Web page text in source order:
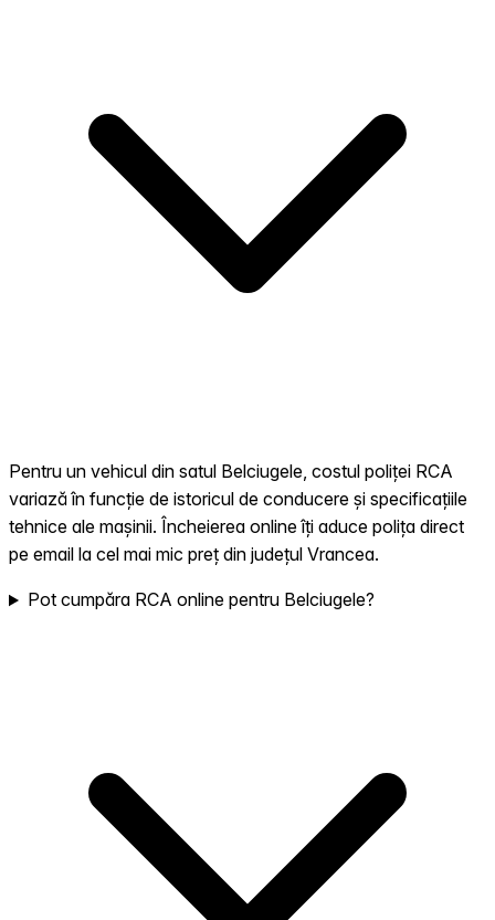
Pentru un vehicul din satul Belciugele, costul poliței RCA
variază în funcție de istoricul de conducere și specificațiile
tehnice ale mașinii. Încheierea online îți aduce polița direct
pe email la cel mai mic preț din județul Vrancea.
Pot cumpăra RCA online pentru Belciugele?